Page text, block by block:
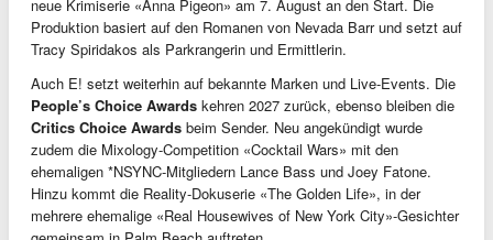
neue Krimiserie «Anna Pigeon» am 7. August an den Start. Die
Produktion basiert auf den Romanen von Nevada Barr und setzt auf
Tracy Spiridakos als Parkrangerin und Ermittlerin.
Auch E! setzt weiterhin auf bekannte Marken und Live-Events. Die
People’s Choice Awards kehren 2027 zurück, ebenso bleiben die
Critics Choice Awards beim Sender. Neu angekündigt wurde
zudem die Mixology-Competition «Cocktail Wars» mit den
ehemaligen *NSYNC-Mitgliedern Lance Bass und Joey Fatone.
Hinzu kommt die Reality-Dokuserie «The Golden Life», in der
mehrere ehemalige «Real Housewives of New York City»-Gesichter